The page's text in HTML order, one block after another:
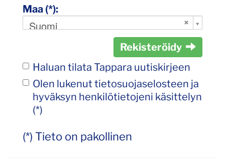
Maa (*):
Suomi
Rekisteröidy
Haluan tilata Tappara uutiskirjeen
Olen lukenut tietosuojaselosteen ja
hyväksyn henkilötietojeni käsittelyn
(*)
(*) Tieto on pakollinen